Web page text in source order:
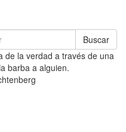
Buscar
de la verdad a través de una
barba a alguien.